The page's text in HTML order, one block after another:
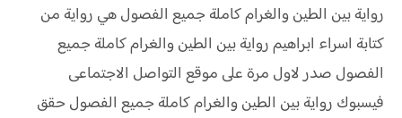
رواية بين الطين والغرام كاملة جميع الفصول هي رواية من
كتابة اسراء ابراهيم روايةبين الطين والغرام كاملة جميع
الفصول صدر لاول مرة على موقع التواصل الاجتماعى
فيسبوك روايةبين الطين والغرام كاملة جميع الفصول حقق